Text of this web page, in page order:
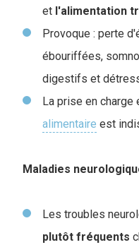
et l'alimentation
Provoque : perte
ébouriffées,
digestifs et
La prise en charge
alimentaire est
Maladies
Les troubles
plutôt fréquents